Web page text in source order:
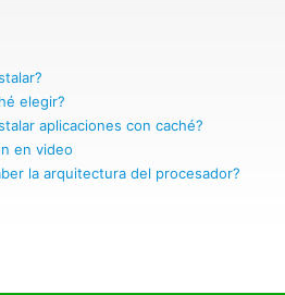
elegir?
aplicaciones con caché?
en video
la arquitectura del procesador?